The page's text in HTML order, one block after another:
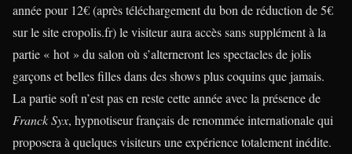
année pour 12€ (après téléchargement du bon de réduction de 5€
sur le site eropolis.fr) le visiteur aura accès sans supplément à la
partie « hot » du salon où s’alterneront les spectacles de jolis
garçons et belles filles dans des shows plus coquins que jamais.
La partie soft n’est pas en reste cette année avec la présence de
Franck Syx, hypnotiseur français de renommée internationale qui
proposera à quelques visiteurs une expérience totalement inédite.